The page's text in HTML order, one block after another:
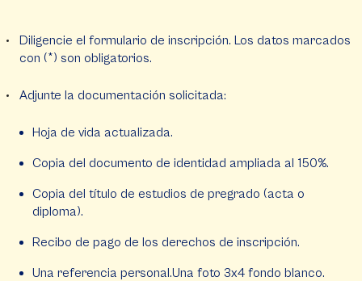
Diligencie el formulario de inscripción. Los datos marcados
con (*) son obligatorios.
Adjunte la documentación solicitada:
Hoja de vida actualizada.
Copia del documento de identidad ampliada al 150%.
Copia del título de estudios de pregrado (acta o
diploma).
Recibo de pago de los derechos de inscripción.
Una referencia personal.Una foto 3x4 fondo blanco.